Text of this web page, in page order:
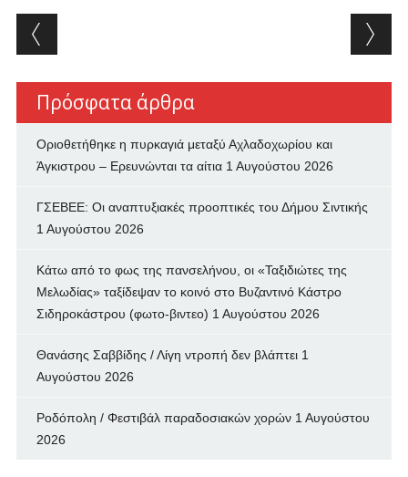
Post navigation
Πρόσφατα άρθρα
Οριοθετήθηκε η πυρκαγιά μεταξύ Αχλαδοχωρίου και
Άγκιστρου – Ερευνώνται τα αίτια 1 Αυγούστου 2026
ΓΣΕΒΕΕ: Οι αναπτυξιακές προοπτικές του Δήμου Σιντικής
1 Αυγούστου 2026
Κάτω από το φως της πανσελήνου, οι «Ταξιδιώτες της
Μελωδίας» ταξίδεψαν το κοινό στο Βυζαντινό Κάστρο
Σιδηροκάστρου (φωτο-βιντεο) 1 Αυγούστου 2026
Θανάσης Σαββίδης / Λίγη ντροπή δεν βλάπτει 1
Αυγούστου 2026
Ροδόπολη / Φεστιβάλ παραδοσιακών χορών 1 Αυγούστου
2026